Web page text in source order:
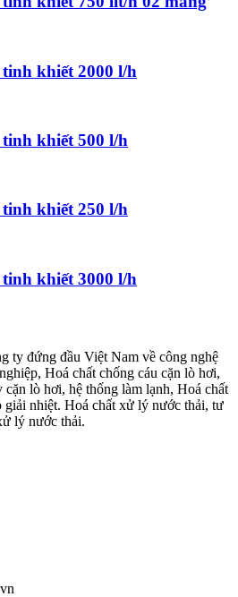
khiết 2000 l/h
khiết 500 l/h
khiết 250 l/h
khiết 3000 l/h
ty đứng đầu Việt Nam về công nghệ
Hoá chất chống cáu cặn lò hơi,
cặn lò hơi, hệ thống làm lạnh, Hoá chất
giải nhiệt. Hoá chất xử lý nước thải, tư
lý nước thải.